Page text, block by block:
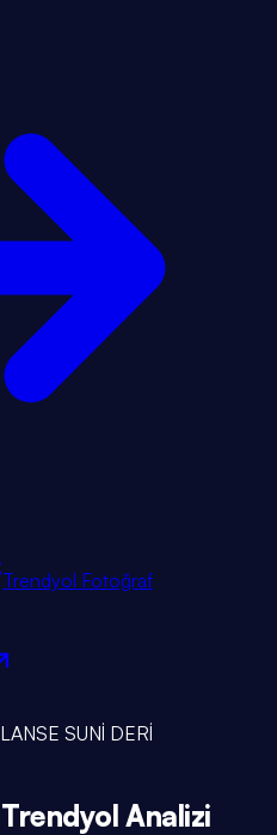
Trendyol Fotoğraf
LANSE SUNİ DERİ
Trendyol Analizi